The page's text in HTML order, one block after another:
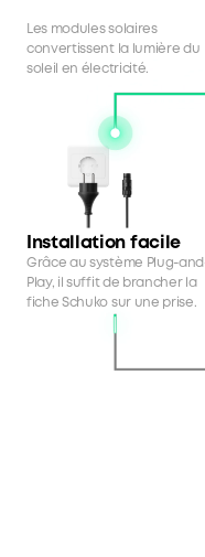
Les modules solaires
convertissent la lumière du
soleil en électricité.
Installation facile
Grâce au système Plug-
Play, il suffit de brancher la
fiche Schuko sur une prise.